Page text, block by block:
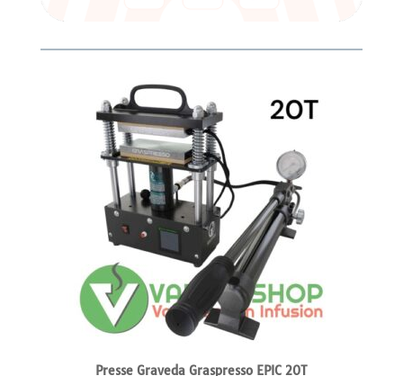
Presse Graveda Graspresso EPIC 20T